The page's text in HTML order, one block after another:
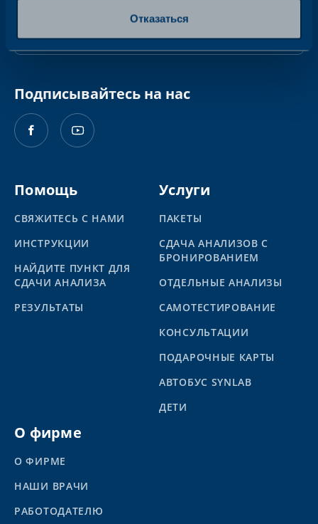
Отказаться
Подписывайтесь на нас
Помощь
СВЯЖИТЕСЬ С НАМИ
ИНСТРУКЦИИ
НАЙДИТЕ ПУНКТ ДЛЯ
СДАЧИ АНАЛИЗА
PЕЗУЛЬТАТЫ
Услуги
ПАКЕТЫ
СДАЧА АНАЛИЗОВ С
БРОНИРОВАНИЕМ
ОТДЕЛЬНЫЕ АНАЛИЗЫ
САМОТЕСТИРОВАНИЕ
КОНСУЛЬТАЦИИ
ПОДАРОЧНЫЕ КАРТЫ
АВТОБУС SYNLAB
ДЕТИ
О фирме
О ФИРМЕ
НАШИ ВРАЧИ
РАБОТОДАТЕЛЮ